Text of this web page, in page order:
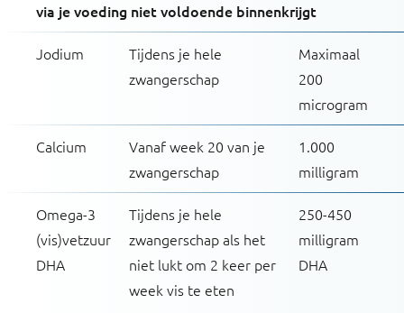
via je voeding niet voldoende binnenkrijgt
Jodium
Tijdens je hele
zwangerschap
Maximaal
200
microgram
Calcium
Vanaf week 20 van je
zwangerschap
1.000
milligram
Omega-3
(vis)vetzuur
DHA
Tijdens je hele
zwangerschap als het
niet lukt om 2 keer per
week vis te eten
250-450
milligram
DHA